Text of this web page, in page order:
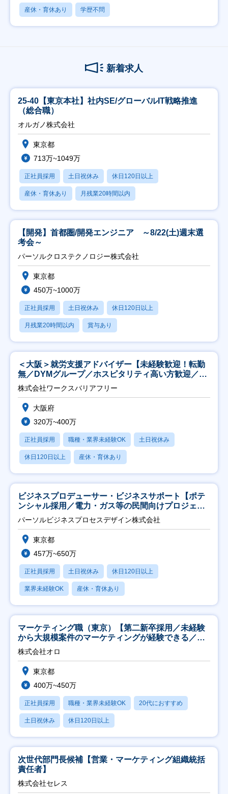
産休・育休あり 学歴不問
新着求人
25-40【東京本社】社内SE/グローバルIT戦略推進
（総合職）
オルガノ株式会社
東京都
713万~1049万
正社員採用 土日祝休み 休日120日以上
産休・育休あり 月残業20時間以内
【開発】首都圏/開発エンジニア ～8/22(土)週末選
考会～
パーソルクロステクノロジー株式会社
東京都
450万~1000万
正社員採用 土日祝休み 休日120日以上
月残業20時間以内 賞与あり
＜大阪＞就労支援アドバイザー【未経験歓迎！転勤
無／DYMグループ／ホスピタリティ高い方歓迎／土
日祝】
株式会社ワークスバリアフリー
大阪府
320万~400万
正社員採用 職種・業界未経験OK 土日祝休み
休日120日以上 産休・育休あり
ビジネスプロデューサー・ビジネスサポート【ポテ
ンシャル採用／電力・ガス等の民間向けプロジェク
ト推進】
パーソルビジネスプロセスデザイン株式会社
東京都
457万~650万
正社員採用 土日祝休み 休日120日以上
業界未経験OK 産休・育休あり
マーケティング職（東京）【第二新卒採用／未経験
から大規模案件のマーケティングが経験できる／研
修充実】
株式会社オロ
東京都
400万~450万
正社員採用 職種・業界未経験OK 20代におすすめ
土日祝休み 休日120日以上
次世代部門長候補【営業・マーケティング組織統括
責任者】
株式会社セレス